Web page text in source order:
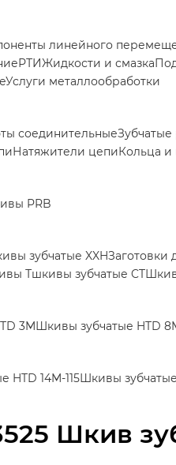
Шкив
линейного
РТИЖидкости и смазка
Услуги металлообработки
соединительные
Натяжители цепиКольца
PRB
зубчатые XXHЗаготовки
Тшкивы зубчатые CT
3MШкивы зубчатые HTD
HTD 14M-115Шкивы